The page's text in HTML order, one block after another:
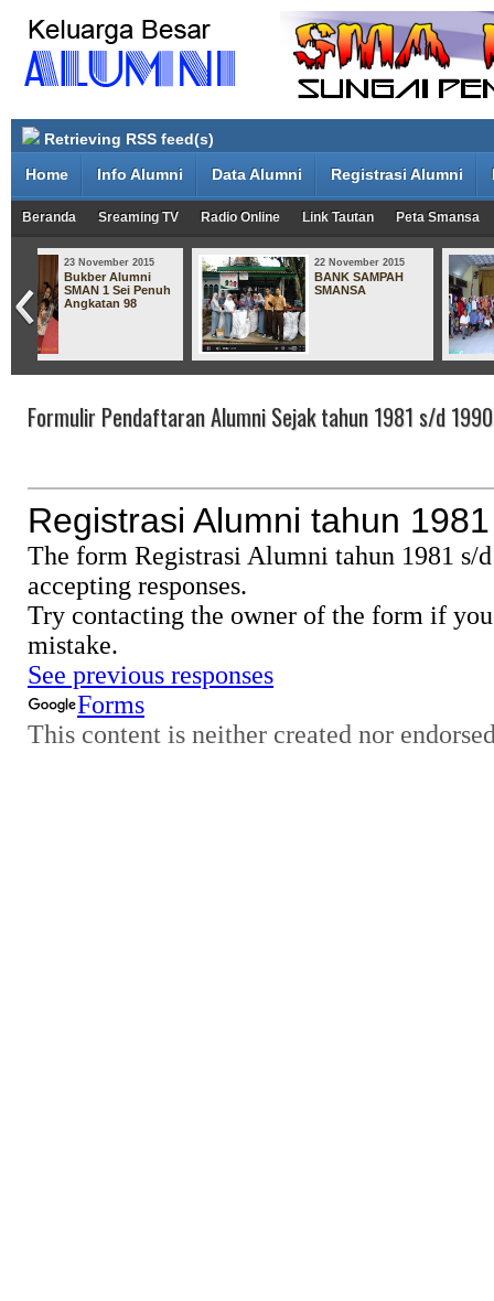
Retrieving RSS feed(s)
Home
Info Alumni Data Alumni Registrasi Alumni
Beranda Sreaming TV Radio Online Link Tautan Peta Smansa
22 November 2015
BANK SAMPAH
SMANSA
22 November
Reuni
Siswa SMA
Sungai
Angkatan
Formulir Pendaftaran Alumni Sejak tahun 1981 s/d 1990